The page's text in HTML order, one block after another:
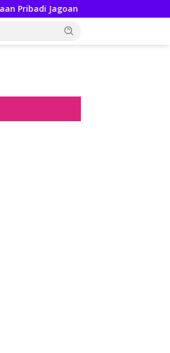
Suzuki Bisa Dijajal Langsung